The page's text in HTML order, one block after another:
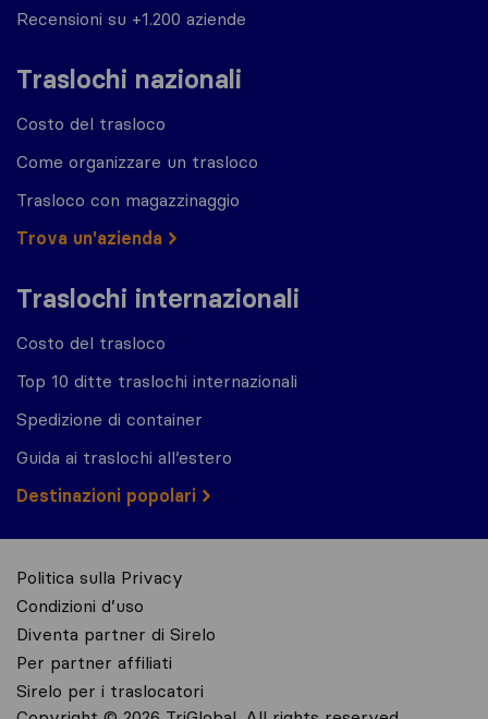
Recensioni su +1.200 aziende
Traslochi nazionali
Costo del trasloco
Come organizzare un trasloco
Trasloco con magazzinaggio
Trova un'azienda
Traslochi internazionali
Costo del trasloco
Top 10 ditte traslochi internazionali
Spedizione di container
Guida ai traslochi all’estero
Destinazioni popolari
Politica sulla Privacy
Condizioni d’uso
Diventa partner di Sirelo
Per partner affiliati
Sirelo per i traslocatori